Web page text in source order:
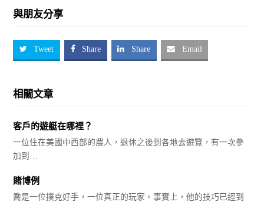
與朋友分享
Tweet Share Share Email
相關文章
客戶的遊艇在哪裡？
一位住在美國中西部的農人，退休之後到各地去遊覽，有一次參
加到…
賭博例
喬是一位撲克好手，一位真正的玩家。事實上，他的技巧已經到